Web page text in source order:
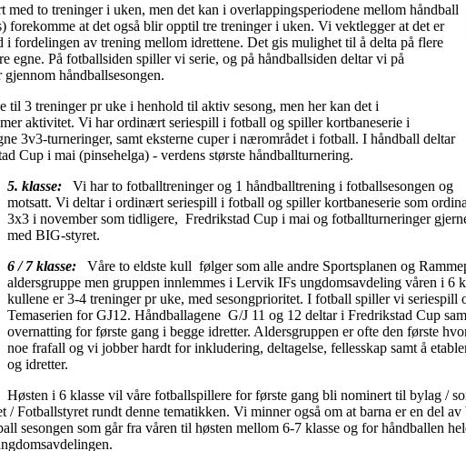
to treninger i uken, men det kan i overlappingsperiodene mellom håndball
forekomme at det også blir opptil tre treninger i uken. Vi vektlegger at det er
i fordelingen av trening mellom idrettene. Det gis mulighet til å delta på flere
egne. På fotballsiden spiller vi serie, og på håndballsiden deltar vi på
håndballsesongen.
til 3 treninger pr uke i henhold til aktiv sesong, men her kan det i
aktivitet. Vi har ordinært seriespill i fotball og spiller kortbaneserie i
3v3-turneringer, samt eksterne cuper i nærområdet i fotball. I håndball deltar
Cup i mai (pinsehelga) - verdens største håndballturnering.
5. klasse:
Vi har to fotballtreninger og 1 håndballtrening i fotballsesongen og
motsatt. Vi deltar i ordinært seriespill i fotball og spiller kortbaneserie som
3x3 i november som tidligere, Fredrikstad Cup i mai og fotballturneringer
med BIG-styret.
6 / 7 klasse:
Våre to eldste kull følger som alle andre Sportsplanen og
aldersgruppe men gruppen innlemmes i Lervik IFs ungdomsavdeling våren i 6
kullene er 3-4 treninger pr uke, med sesongprioritet. I fotball spiller vi
Temaserien for GJ12. Håndballagene G/J 11 og 12 deltar i Fredrikstad Cup
overnatting for første gang i begge idretter. Aldersgruppen er ofte den første
noe frafall og vi jobber hardt for inkludering, deltagelse, fellesskap samt å
og idretter.
Høsten i 6 klasse vil våre fotballspillere for første gang bli nominert til bylag /
/ Fotballstyret rundt denne tematikken. Vi minner også om at barna er en del
sesongen som går fra våren til høsten mellom 6-7 klasse og for håndballen